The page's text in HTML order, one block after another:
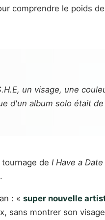
comprendre le poids
un visage, une
d'un album solo était
de I Have a
: « super nouvelle
sans montrer son